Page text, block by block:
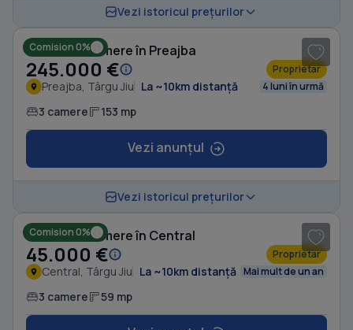
Vezi istoricul prețurilor
Comision 0%
Casă cu 3 camere în Preajba
245.000 € Proprietar
Preajba, Târgu Jiu La ~10km distanță 4 luni în urmă
3 camere 153 mp
Vezi anunțul
Vezi istoricul prețurilor
Comision 0%
Casă cu 3 camere în Central
45.000 € Proprietar
Central, Târgu Jiu La ~10km distanță Mai mult de un an
3 camere 59 mp